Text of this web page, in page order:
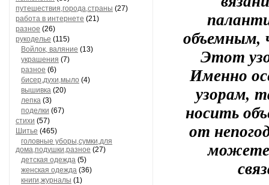
путешествия,города,страны (27)
работа в интернете (21)
разное (26)
рукоделье (115)
Войлок, валяние (13)
украшения (7)
разное (6)
бисер,духи,мыло (4)
вышивка (20)
лепка (3)
поделки (67)
стихи (57)
Шитье (465)
головные уборы,сумки,для
дома,подушки,разное (27)
детская одежда (5)
женская одежда (36)
книги,журналы (1)
объемным,
Этот
Именно
узорам,
носить
от